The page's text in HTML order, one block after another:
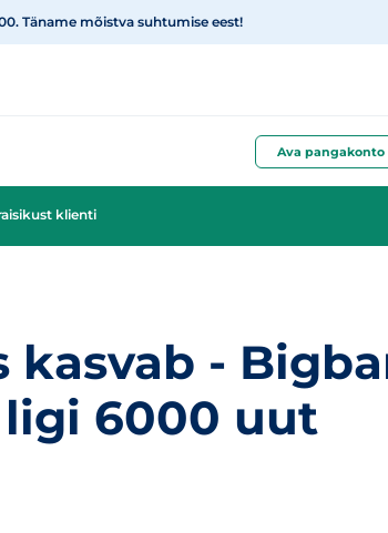
Täname mõistva suhtumise eest!
Ava pangakonto
klienti
-
ligi 6000 uut